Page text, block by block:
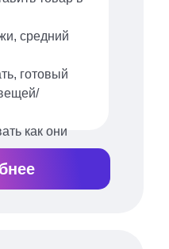
средний
готовый
как они